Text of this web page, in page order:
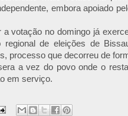
embora apoiado
votação no domingo já
regional de eleições de
processo que decorreu de
a vez do povo onde o
em serviço.